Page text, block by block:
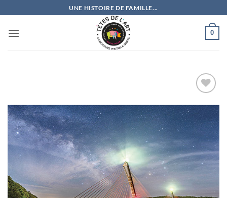
au
contenu
UNE HISTOIRE DE FAMILLE...
0
wishlist